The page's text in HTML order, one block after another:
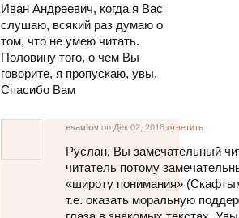
Иван Андреевич, когда я Вас
слушаю, всякий раз думаю о
том, что не умею читать.
Половину того, о чем Вы
говорите, я пропускаю, увы.
Спасибо Вам
esaulov on Дек 02, 2018 ответить
Руслан, Вы замечательный
читатель потому
«широту понимания»
т.е. оказать моральную